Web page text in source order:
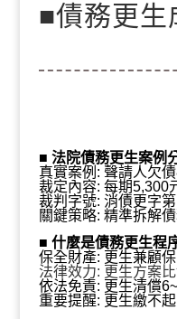
■債務更生
月付5,300
■ 法院債務更生案例
真實案例: 聲請人欠
裁定內容: 每期5,300
裁判字號: 消債更字第
關鍵策略: 精準拆解
■ 什麼是債務更生程
保全財產: 更生兼顧
法律效力: 更生方案
依法免責: 更生清償
重要提醒: 更生繳不